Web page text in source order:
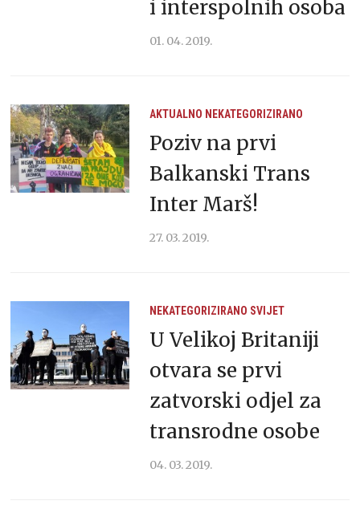
i interspolnih osoba
01. 04. 2019.
AKTUALNO NEKATEGORIZIRANO
Poziv na prvi
Balkanski Trans
Inter Marš!
27. 03. 2019.
NEKATEGORIZIRANO SVIJET
U Velikoj Britaniji
otvara se prvi
zatvorski odjel za
transrodne osobe
04. 03. 2019.